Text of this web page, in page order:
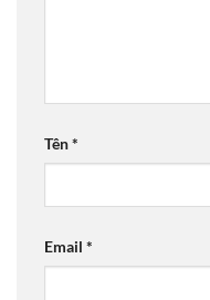
Tên*
Email *